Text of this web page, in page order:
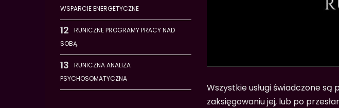
WSPARCIE ENERGETYCZNE
RUNICZNE PROGRAMY PRACY NAD
SOBĄ.
RUNICZNA ANALIZA
PSYCHOSOMATYCZNA
Wszystkie usługi świadczone
zaksięgowaniu jej, lub po